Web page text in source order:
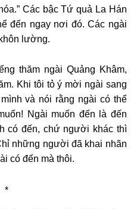
Các bậc Tứ quả La Hán
đến ngay nơi đó. Các ngài
lường.
thăm ngài Quảng Khâm,
Khi tôi tỏ ý mời ngài sang
và nói rằng ngài có thể
Ngài muốn đến là đến
có đến, chứ người khác thì
những người đã khai nhãn
có đến mà thôi.
*